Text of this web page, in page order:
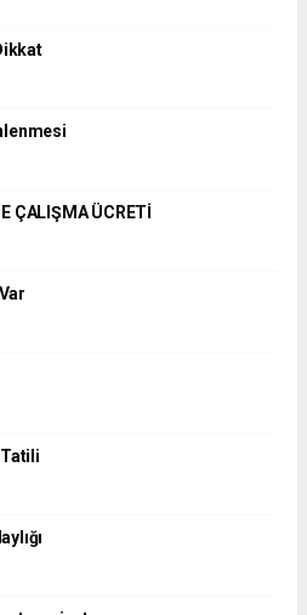
ÇALIŞMA ÜCRETİ